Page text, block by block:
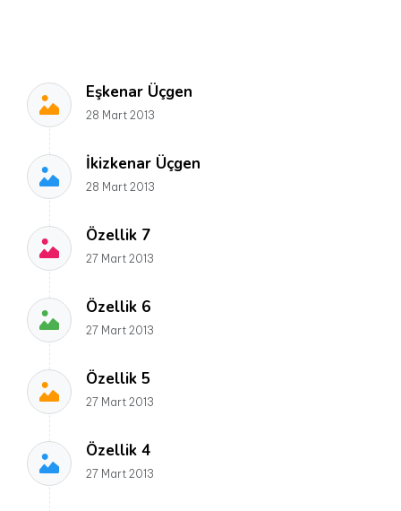
Eşkenar Üçgen
28 Mart 2013
İkizkenar Üçgen
28 Mart 2013
Özellik 7
27 Mart 2013
Özellik 6
27 Mart 2013
Özellik 5
27 Mart 2013
Özellik 4
27 Mart 2013